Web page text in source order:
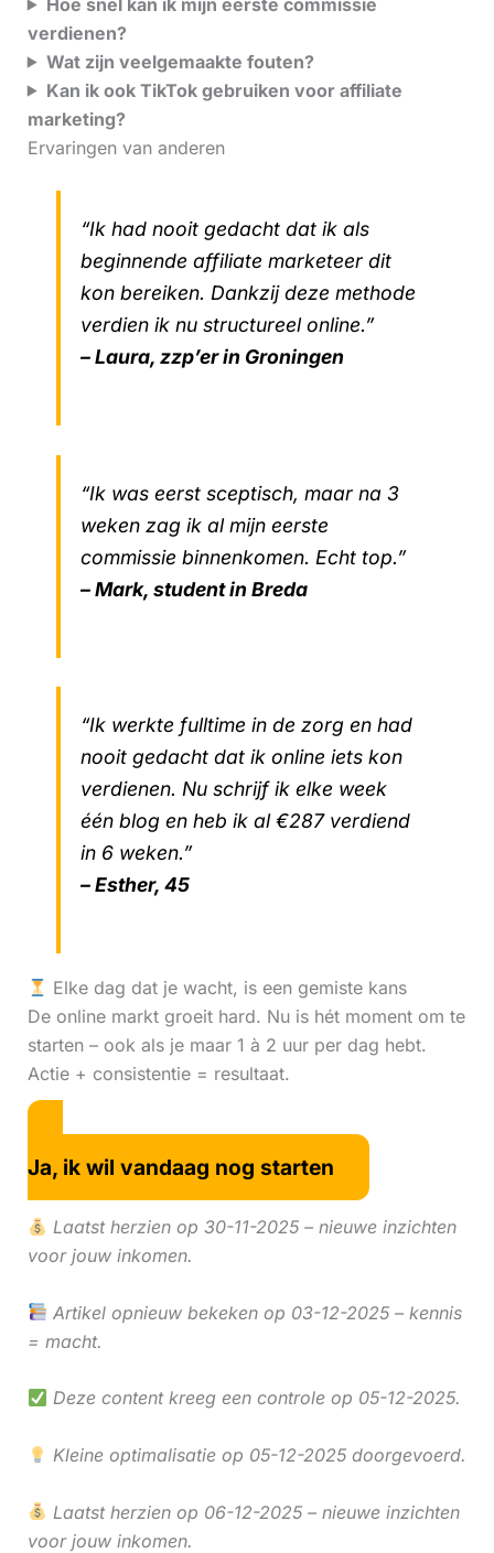
verdienen?
Wat zijn veelgemaakte fouten?
Kan ik ook TikTok gebruiken voor affiliate
marketing?
Ervaringen van anderen
“Ik had nooit gedacht dat ik als
beginnende affiliate marketeer dit
kon bereiken. Dankzij deze methode
verdien ik nu structureel online.”
– Laura, zzp’er in Groningen
“Ik was eerst sceptisch, maar na 3
weken zag ik al mijn eerste
commissie binnenkomen. Echt top.”
– Mark, student in Breda
“Ik werkte fulltime in de zorg en had
nooit gedacht dat ik online iets kon
verdienen. Nu schrijf ik elke week
één blog en heb ik al €287 verdiend
in 6 weken.”
– Esther, 45
Elke dag dat je wacht, is een gemiste kans
De online markt groeit hard. Nu is hét moment om te
starten – ook als je maar 1 à 2 uur per dag hebt.
Actie + consistentie = resultaat.
Ja, ik wil vandaag nog starten
Laatst herzien op 30-11-2025 – nieuwe inzichten
voor jouw inkomen.
Artikel opnieuw bekeken op 03-12-2025 – kennis
= macht.
Deze content kreeg een controle op 05-12-2025.
Kleine optimalisatie op 05-12-2025 doorgevoerd.
Laatst herzien op 06-12-2025 – nieuwe inzichten
voor jouw inkomen.